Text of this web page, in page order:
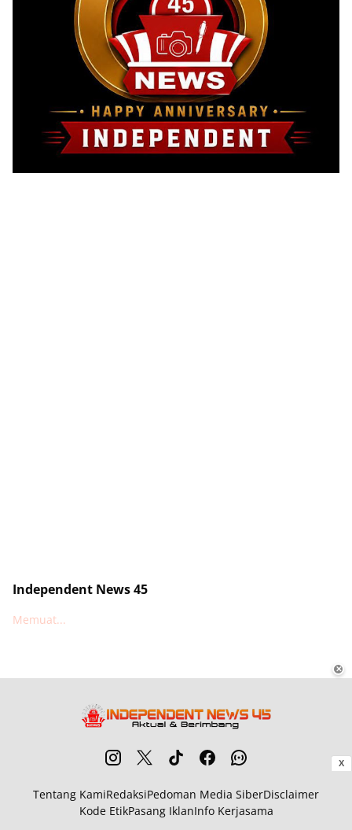
Independent News 45
Memuat...
X
✕
Tentang KamiRedaksiPedoman Media SiberDisclaimer
Kode EtikPasang IklanInfo Kerjasama